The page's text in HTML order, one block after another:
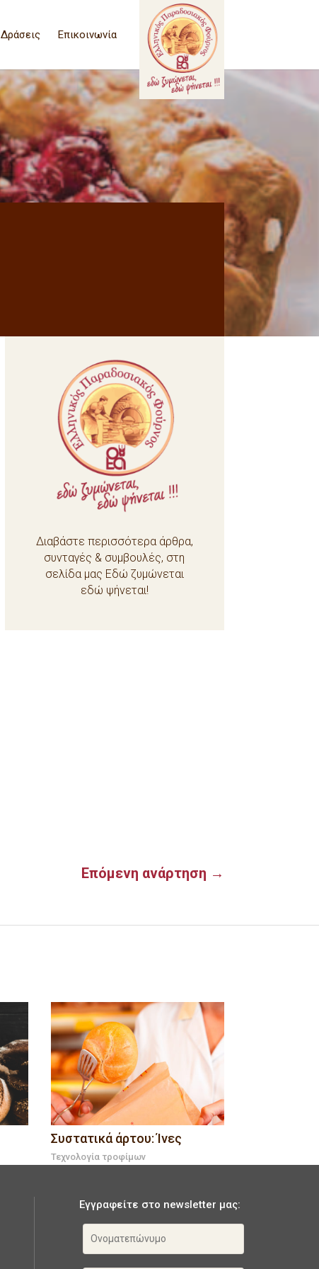
Δράσεις Επικοινωνία
Διαβάστε περισσότερα άρθρα,
συνταγές & συμβουλές, στη
σελίδα μας Εδώ ζυμώνεται
εδώ ψήνεται!
Επόμενη ανάρτηση →
Συστατικά άρτου: Ίνες
Τεχνολογία τροφίμων
Εγγραφείτε στο newsletter μας: